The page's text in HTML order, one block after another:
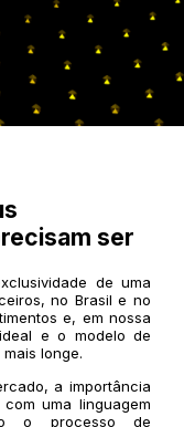
ser
de uma
no Brasil e no
e, em nossa
e o modelo de
longe.
a importância
uma linguagem
o processo de